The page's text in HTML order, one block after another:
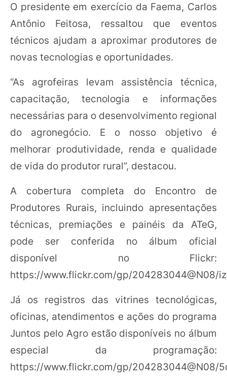
O presidente em exercício da Faema, Carlos
Antônio Feitosa, ressaltou que eventos
técnicos ajudam a aproximar produtores de
novas tecnologias e oportunidades.
“As agrofeiras levam assistência técnica,
capacitação, tecnologia e informações
necessárias para o desenvolvimento regional
do agronegócio. E o nosso objetivo é
melhorar produtividade, renda e qualidade
de vida do produtor rural”, destacou.
A cobertura completa do Encontro de
Produtores Rurais, incluindo apresentações
técnicas, premiações e painéis da ATeG,
pode ser conferida no álbum oficial
disponível no Flickr:
https://www.flickr.com/gp/204283044@N08/
Já os registros das vitrines tecnológicas,
oficinas, atendimentos e ações do programa
Juntos pelo Agro estão disponíveis no álbum
especial da programação:
https://www.flickr.com/gp/204283044@N08/